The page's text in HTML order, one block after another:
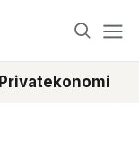
Privatekonomi